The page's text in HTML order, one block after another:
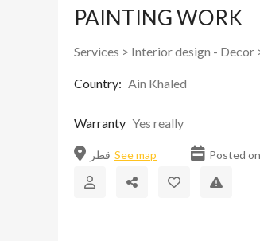
PAINTING WORK
Services > Interior design - Decor
Country: Ain Khaled
Warranty Yes really
قطر See map Posted